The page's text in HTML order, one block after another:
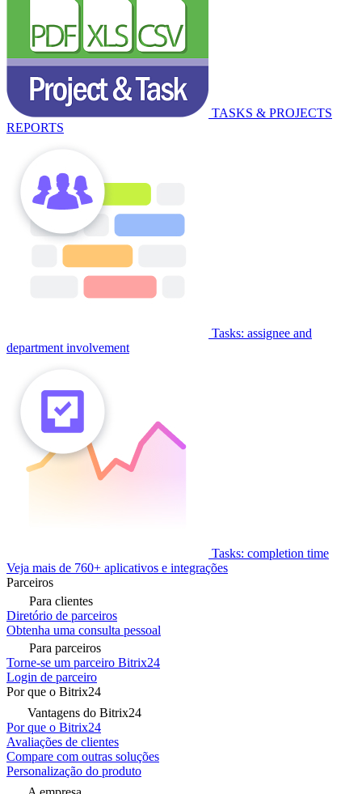
TASKS & PROJECTS
REPORTS
Tasks: assignee and
department involvement
Tasks: completion time
Veja mais de 760+ aplicativos e integrações
Parceiros
Para clientes
Diretório de parceiros
Obtenha uma consulta pessoal
Para parceiros
Torne-se um parceiro Bitrix24
Login de parceiro
Por que o Bitrix24
Vantagens do Bitrix24
Por que o Bitrix24
Avaliações de clientes
Compare com outras soluções
Personalização do produto